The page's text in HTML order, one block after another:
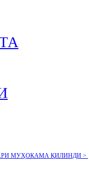
МУҲОКАМА ҚИЛИНДИ >